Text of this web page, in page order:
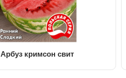
Арбуз кримсон свит